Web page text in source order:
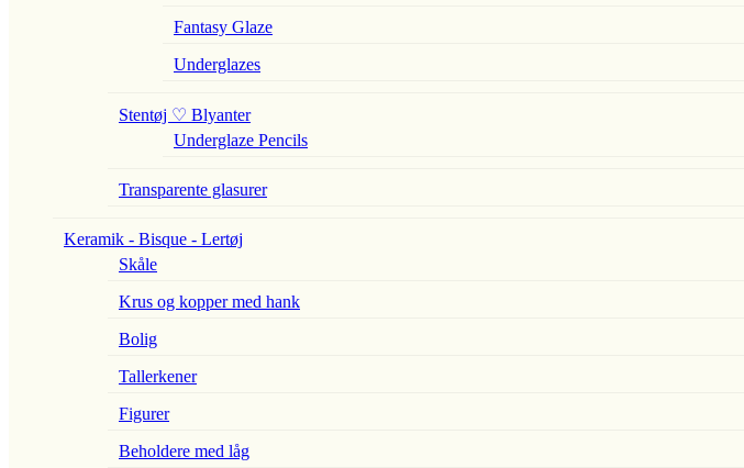
Fantasy Glaze
Underglazes
Stentøj ♡ Blyanter
Underglaze Pencils
Transparente glasurer
Keramik - Bisque - Lertøj
Skåle
Krus og kopper med hank
Bolig
Tallerkener
Figurer
Beholdere med låg